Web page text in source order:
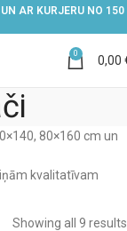
AR KURJERU NO 150
0 0,00
80×160 cm un
kvalitatīvam
Showing all 9 results